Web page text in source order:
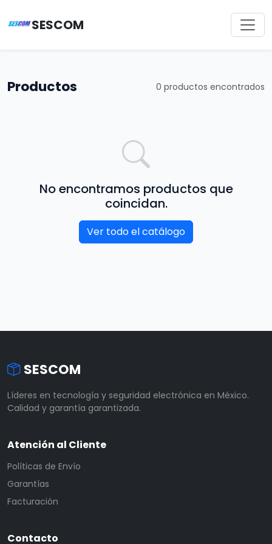
SESCOM
Productos 0 productos encontrados
No encontramos productos que
coincidan.
Ver todo el catálogo
SESCOM
Líderes en tecnología y seguridad electrónica en México.
Calidad y garantía garantizada.
Atención al Cliente
Políticas de Envío
Garantías
Facturación
Contacto